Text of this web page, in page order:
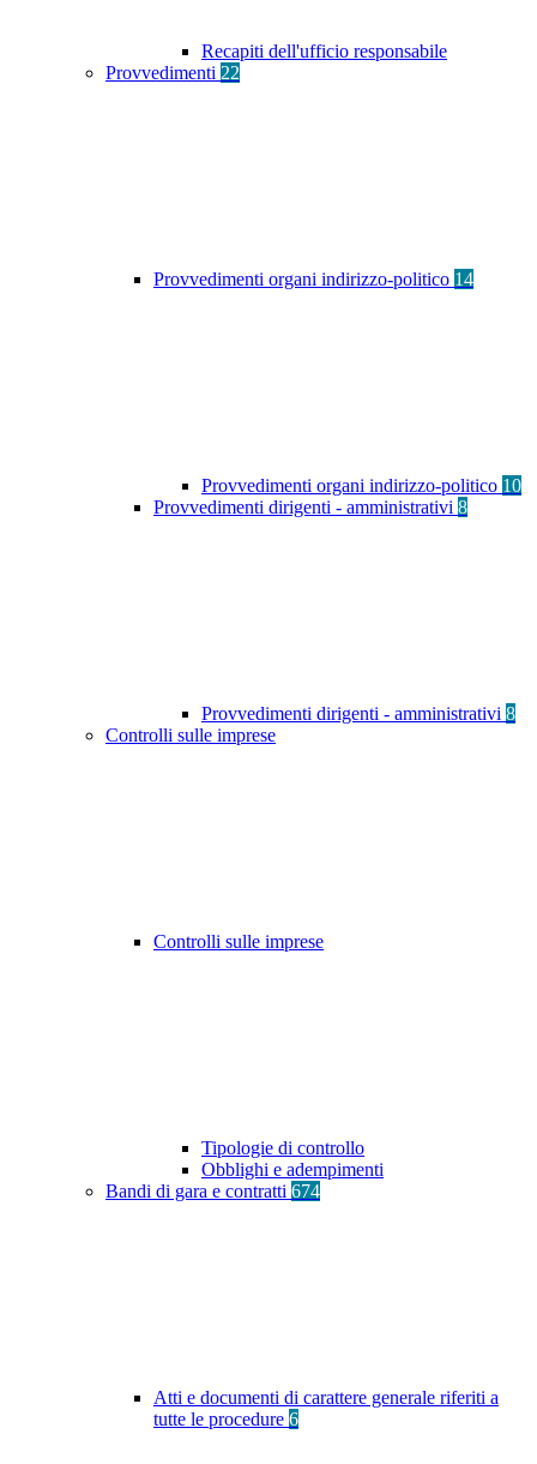
Recapiti dell'ufficio responsabile
Provvedimenti 22
Provvedimenti organi indirizzo-politico 14
Provvedimenti organi indirizzo-politico 10
Provvedimenti dirigenti - amministrativi 8
Provvedimenti dirigenti - amministrativi 8
Controlli sulle imprese
Controlli sulle imprese
Tipologie di controllo
Obblighi e adempimenti
Bandi di gara e contratti 674
Atti e documenti di carattere generale riferiti a
tutte le procedure 6